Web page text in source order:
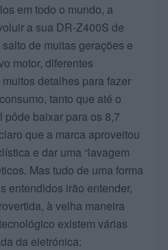
em todo o mundo, a
a sua DR-Z400S de
de muitas gerações e
motor, diferentes
detalhes para fazer
tanto que até o
baixar para os 8,7
que a marca aproveitou
e dar uma “lavagem
Mas tudo de uma forma
entendidos irão entender,
à velha maneira
existem várias
da eletrónica: